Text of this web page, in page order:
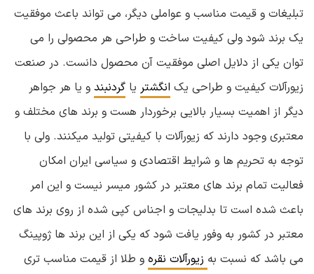
تبلیغات و قیمت مناسب و عواملی دیگر، می تواند باعث موفقیت
یک برند شود ولی کیفیت ساخت و طراحی هر محصولی را می
توان یکی از دلایل اصلی موفقیت آن محصول دانست. در صنعت
زیورآلات کیفیت و طراحی یک انگشتر یا گردنبند و یا هر جواهر
دیگر از اهمیت بسیار بالایی برخوردار هست و برند های مختلف و
معتبری وجود دارند که زیورآلات با کیفیتی تولید میکنند. ولی با
توجه به تحریم ها و شرایط اقتصادی و سیاسی ایران امکان
فعالیت تمام برند های معتبر در کشور میسر نیست و این امر
باعث شده است تا بدلیجات و اجناس کپی شده از روی برند های
معتبر در کشور به وفور یافت شود که یکی از این برند ها ژوپینگ
می باشد که نسبت به زیورآلات نقره و طلا از قیمت مناسب تری